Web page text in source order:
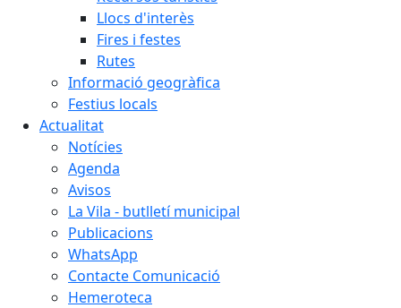
Llocs d'interès
Fires i festes
Rutes
Informació geogràfica
Festius locals
Actualitat
Notícies
Agenda
Avisos
La Vila - butlletí municipal
Publicacions
WhatsApp
Contacte Comunicació
Hemeroteca